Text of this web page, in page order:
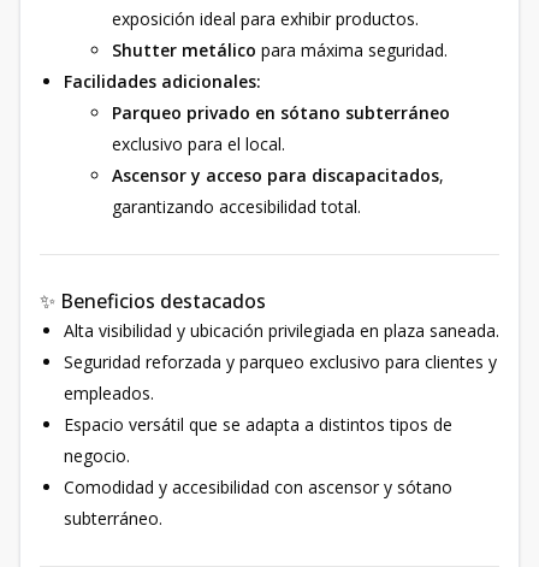
exposición ideal para exhibir productos.
Shutter metálico para máxima seguridad.
Facilidades adicionales:
Parqueo privado en sótano subterráneo
exclusivo para el local.
Ascensor y acceso para discapacitados,
garantizando accesibilidad total.
✨ Beneficios destacados
Alta visibilidad y ubicación privilegiada en plaza saneada.
Seguridad reforzada y parqueo exclusivo para clientes y
empleados.
Espacio versátil que se adapta a distintos tipos de
negocio.
Comodidad y accesibilidad con ascensor y sótano
subterráneo.